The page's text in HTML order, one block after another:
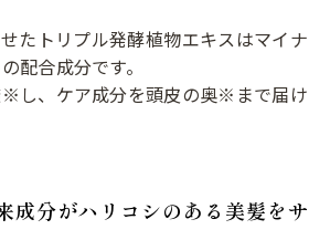
たトリプル発酵植物エキスはマイナ
配合成分です。
し、ケア成分を頭皮の奥※まで届け
成分がハリコシのある美髪をサ